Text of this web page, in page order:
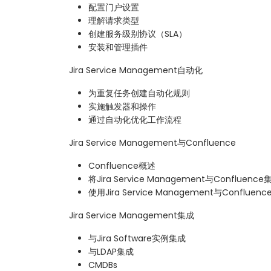
配置门户设置
理解请求类型
创建服务级别协议（SLA）
安装和管理插件
Jira Service Management自动化
为重复任务创建自动化规则
实施触发器和操作
通过自动化优化工作流程
Jira Service Management与Confluence
Confluence概述
将Jira Service Management与Confluence
使用Jira Service Management与
Jira Service Management集成
与Jira Software实例集成
与LDAP集成
CMDBs